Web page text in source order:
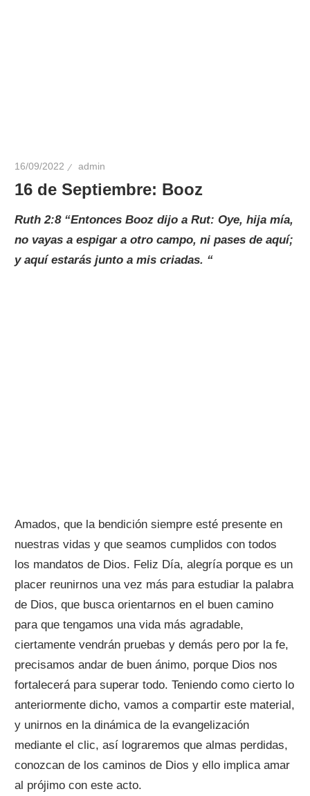
16/09/2022 admin
16 de Septiembre: Booz
Ruth 2:8 “Entonces Booz dijo a Rut: Oye, hija mía,
no vayas a espigar a otro campo, ni pases de aquí;
y aquí estarás junto a mis criadas. “
Amados, que la bendición siempre esté presente en
nuestras vidas y que seamos cumplidos con todos
los mandatos de Dios. Feliz Día, alegría porque es un
placer reunirnos una vez más para estudiar la palabra
de Dios, que busca orientarnos en el buen camino
para que tengamos una vida más agradable,
ciertamente vendrán pruebas y demás pero por la fe,
precisamos andar de buen ánimo, porque Dios nos
fortalecerá para superar todo. Teniendo como cierto lo
anteriormente dicho, vamos a compartir este material,
y unirnos en la dinámica de la evangelización
mediante el clic, así lograremos que almas perdidas,
conozcan de los caminos de Dios y ello implica amar
al prójimo con este acto.